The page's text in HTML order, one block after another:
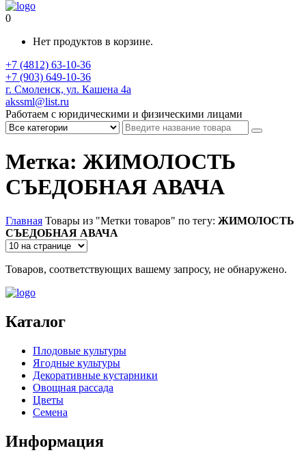
0
Нет продуктов в корзине.
+7 (4812) 63-10-36
+7 (903) 649-10-36
г. Смоленск, ул. Кашена 4а
akssml@list.ru
Работаем с юридическими и физическими лицами
Метка: ЖИМОЛОСТЬ
СЪЕДОБНАЯ АВАЧА
Главная Товары из "Метки товаров" по тегу: ЖИМОЛОСТЬ
СЪЕДОБНАЯ АВАЧА
Товаров, соответствующих вашему запросу, не обнаружено.
Каталог
Плодовые культуры
Ягодные культуры
Декоративные кустарники
Овощная рассада
Цветы
Семена
Информация